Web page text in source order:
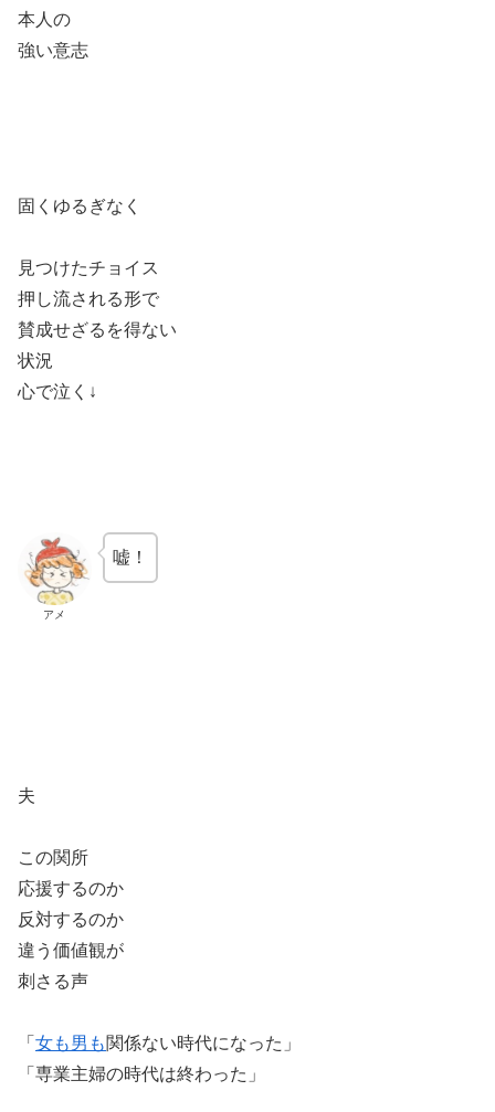
本人の
強い意志
固くゆるぎなく
見つけたチョイス
押し流される形で
賛成せざるを得ない
状況
心で泣く↓
アメ
嘘！
夫
この関所
応援するのか
反対するのか
違う価値観が
刺さる声
「 女も男も関係ない時代になった」
「専業主婦の時代は終わった」